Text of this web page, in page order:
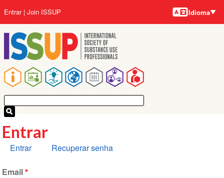
para
o
conteúdo
principal
Navegação
principal
Menu
da
conta
do
usuário
Entrar Join ISSUP Idiomas
Idioma
Entrar
Abas
Entrar Recuperar senha
Email